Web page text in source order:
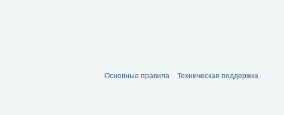
Основные правила Техническая поддержка